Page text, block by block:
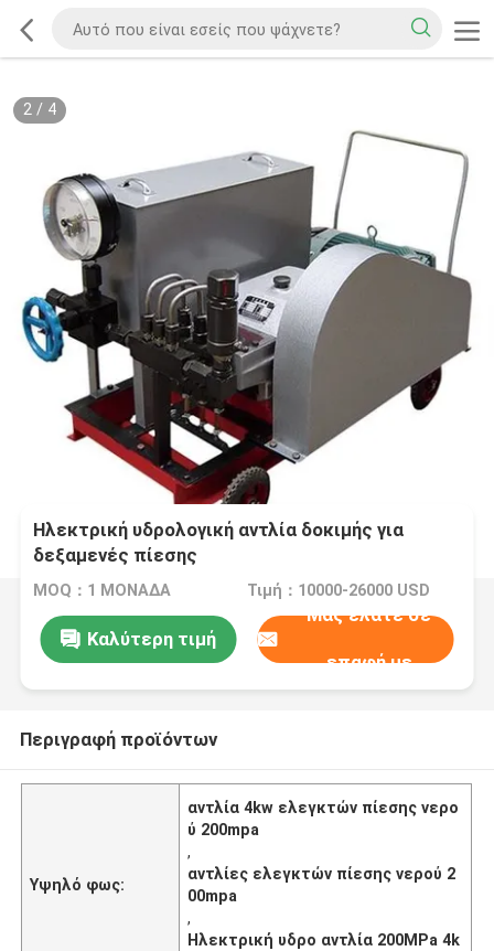
2/ 4
Ηλεκτρική υδρολογική αντλία δοκιμής για
δεξαμενές πίεσης
MOQ：1 ΜΟΝΑΔΑ Τιμή：10000-26000 USD
Καλύτερη τιμή
Μας ελάτε σε
επαφή με
Περιγραφή προϊόντων
Υψηλό φως:
αντλία 4kw ελεγκτών πίεσης νερο
ύ 200mpa
,
αντλίες ελεγκτών πίεσης νερού 2
00mpa
,
Ηλεκτρική υδρο αντλία 200MPa 4k